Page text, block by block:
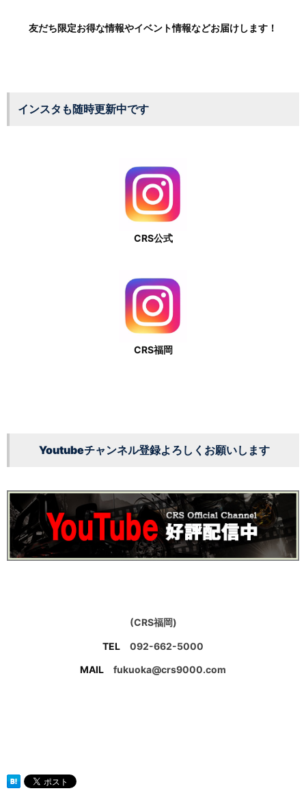
友だち限定お得な情報やイベント情報などお届けします！
インスタも随時更新中です
CRS公式
CRS福岡
Youtubeチャンネル登録よろしくお願いします
(CRS福岡)
TEL 092-662-5000
MAIL fukuoka@crs9000.com